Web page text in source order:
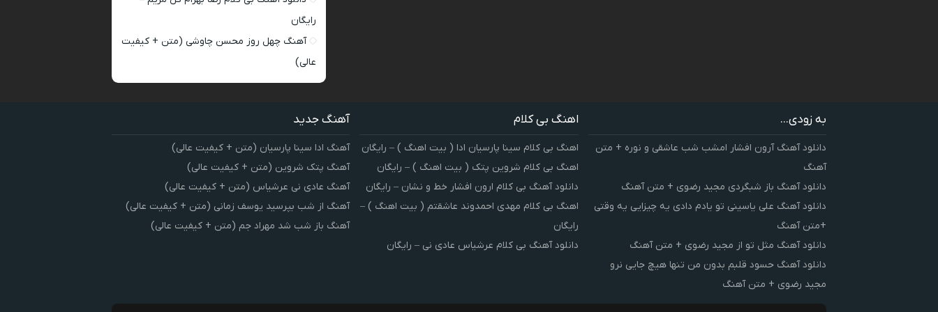
رایگان
آهنگ چهل روز محسن چاوشی (متن + کیفیت
عالی)
به زودی...
دانلود آهنگ آرون افشار امشب شب عاشقی و نوره + متن
آهنگ
دانلود آهنگ باز شبگردی مجید رضوی + متن آهنگ
دانلود آهنگ علی یاسینی تو یادم دادی یه چیزایی یه وقتی
+متن آهنگ
دانلود آهنگ مثل تو از مجید رضوی + متن آهنگ
دانلود آهنگ حسود قلبم بدون من تنها هیچ جایی نرو
مجید رضوی + متن آهنگ
اهنگ بی کلام
اهنگ بی کلام سینا پارسیان ادا ( بیت اهنگ ) – رایگان
اهنگ بی کلام شروین پتک ( بیت اهنگ ) – رایگان
دانلود آهنگ بی کلام ارون افشار خط و نشان – رایگان
اهنگ بی کلام مهدی احمدوند عاشقتم ( بیت اهنگ ) –
رایگان
دانلود آهنگ بی کلام عرشیاس عادی نی – رایگان
آهنگ جدید
آهنگ ادا سینا پارسیان (متن + کیفیت عالی)
آهنگ پتک شروین (متن + کیفیت عالی)
آهنگ عادی نی عرشیاس (متن + کیفیت عالی)
آهنگ از شب بپرسید یوسف زمانی (متن + کیفیت عالی)
آهنگ باز شب شد مهراد جم (متن + کیفیت عالی)